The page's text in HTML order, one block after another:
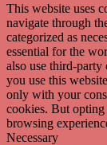
This website uses
navigate through
categorized as
essential for the
also use third-party
you use this
only with your
cookies. But
browsing
Necessary